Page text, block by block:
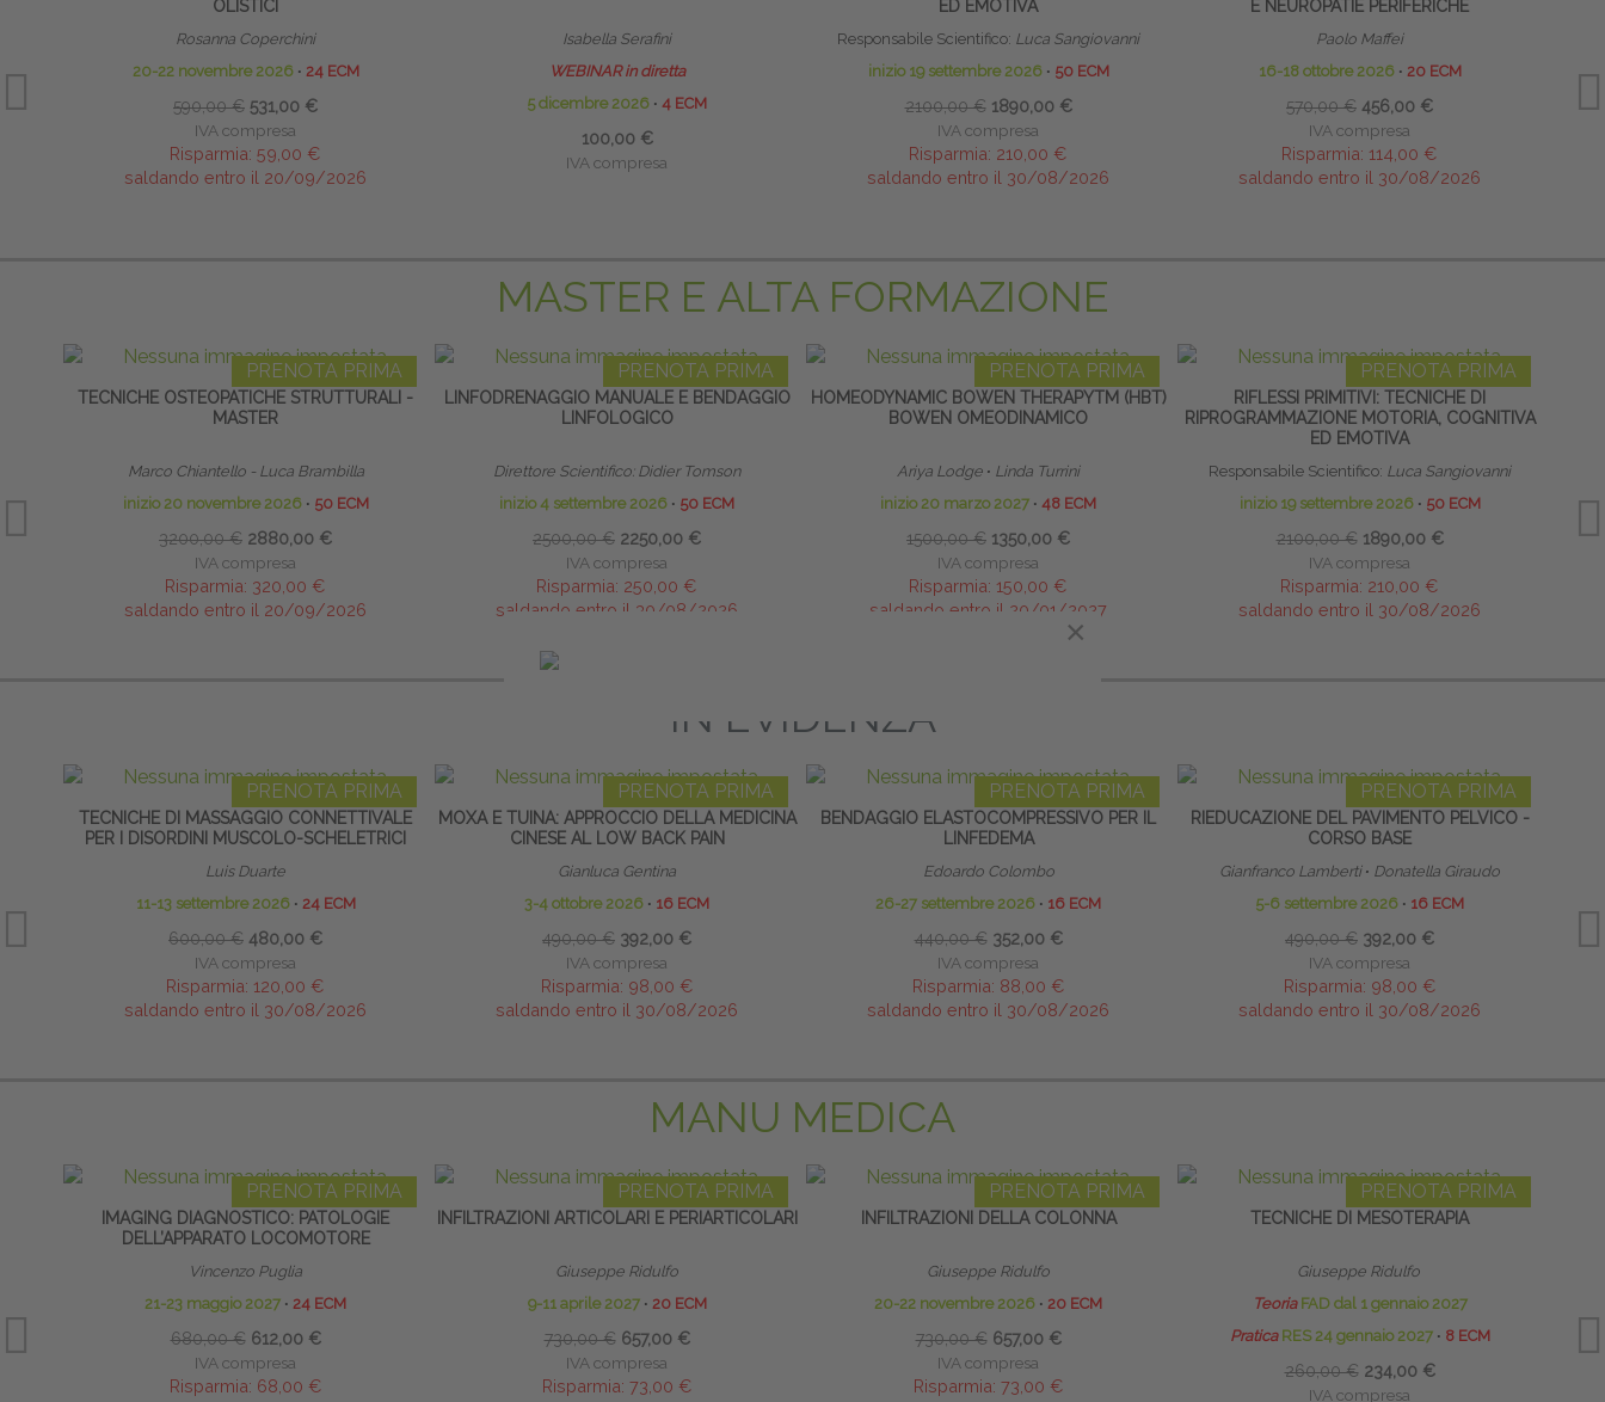
OLISTICI
Rosanna Coperchini
20-22 novembre 2026∙ 24 ECM
590,00 € 531,00 €
IVA compresa
Risparmia: 59,00 €
saldando entro il 20/09/2026
Isabella Serafini
WEBINAR in diretta
5 dicembre 2026 ∙ 4 ECM
100,00 €
IVA compresa
ED EMOTIVA
Responsabile Scientifico: Luca Sangiovanni
inizio 19 settembre 2026 ∙ 50 ECM
2100,00 € 1890,00 €
IVA compresa
Risparmia: 210,00 €
saldando entro il 30/08/2026
E NEUROPATIE PERIFERICHE
Paolo Maffei
16-18 ottobre 2026 ∙ 20 ECM
570,00 € 456,00 €
IVA compresa
Risparmia: 114,00 €
saldando entro il 30/08/2026
MASTER E ALTA FORMAZIONE
PRENOTA PRIMA
TECNICHE OSTEOPATICHE STRUTTURALI -
MASTER
Marco Chiantello - Luca Brambilla
inizio 20 novembre 2026 ∙ 50 ECM
3200,00 € 2880,00 €
IVA compresa
Risparmia: 320,00 €
saldando entro il 20/09/2026
PRENOTA PRIMA
LINFODRENAGGIO MANUALE E BENDAGGIO
LINFOLOGICO
Direttore Scientifico: Didier Tomson
inizio 4 settembre 2026 ∙ 50 ECM
2500,00 € 2250,00 €
IVA compresa
Risparmia: 250,00 €
saldando entro il 30/08/2026
PRENOTA PRIMA
HOMEODYNAMIC BOWEN THERAPYTM (HBT)
BOWEN OMEODINAMICO
Ariya Lodge ∙ Linda Turrini
inizio 20 marzo 2027 ∙ 48 ECM
1500,00 € 1350,00 €
IVA compresa
Risparmia: 150,00 €
saldando entro il 20/01/2027
PRENOTA PRIMA
RIFLESSI PRIMITIVI: TECNICHE DI
RIPROGRAMMAZIONE MOTORIA, COGNITIVA
ED EMOTIVA
Responsabile Scientifico: Luca Sangiovanni
inizio 19 settembre 2026 ∙ 50 ECM
2100,00 € 1890,00 €
IVA compresa
Risparmia: 210,00 €
saldando entro il 30/08/2026
IN EVIDENZA
PRENOTA PRIMA
TECNICHE DI MASSAGGIO CONNETTIVALE
PER I DISORDINI MUSCOLO-SCHELETRICI
Luis Duarte
11-13 settembre 2026 ∙ 24 ECM
600,00 € 480,00 €
IVA compresa
Risparmia: 120,00 €
saldando entro il 30/08/2026
PRENOTA PRIMA
MOXA E TUINA: APPROCCIO DELLA MEDICINA
CINESE AL LOW BACK PAIN
Gianluca Gentina
3-4 ottobre 2026 ∙ 16 ECM
490,00 € 392,00 €
IVA compresa
Risparmia: 98,00 €
saldando entro il 30/08/2026
PRENOTA PRIMA
BENDAGGIO ELASTOCOMPRESSIVO PER IL
LINFEDEMA
Edoardo Colombo
26-27 settembre 2026 ∙ 16 ECM
440,00 € 352,00 €
IVA compresa
Risparmia: 88,00 €
saldando entro il 30/08/2026
PRENOTA PRIMA
RIEDUCAZIONE DEL PAVIMENTO PELVICO -
CORSO BASE
Gianfranco Lamberti ∙ Donatella Giraudo
5-6 settembre 2026 ∙ 16 ECM
490,00 € 392,00 €
IVA compresa
Risparmia: 98,00 €
saldando entro il 30/08/2026
MANU MEDICA
PRENOTA PRIMA
IMAGING DIAGNOSTICO: PATOLOGIE
DELL’APPARATO LOCOMOTORE
Vincenzo Puglia
21-23 maggio 2027 ∙ 24 ECM
680,00 € 612,00 €
IVA compresa
Risparmia: 68,00 €
PRENOTA PRIMA
INFILTRAZIONI ARTICOLARI E PERIARTICOLARI
Giuseppe Ridulfo
9-11 aprile 2027 ∙ 20 ECM
730,00 € 657,00 €
IVA compresa
Risparmia: 73,00 €
PRENOTA PRIMA
INFILTRAZIONI DELLA COLONNA
Giuseppe Ridulfo
20-22 novembre 2026 ∙ 20 ECM
730,00 € 657,00 €
IVA compresa
Risparmia: 73,00 €
PRENOTA PRIMA
TECNICHE DI MESOTERAPIA
Giuseppe Ridulfo
Teoria FAD dal 1 gennaio 2027
PraticaRES 24 gennaio 2027 ∙ 8 ECM
260,00 € 234,00 €
IVA compresa
×
×